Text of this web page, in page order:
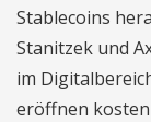
Stablecoins
Stanitzek und
im
eröffnen